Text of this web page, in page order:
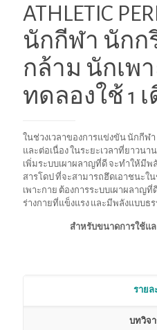
ATHLETIC
นักกีฬา นักก
กล้าม นักเพ
ทดลองใช้ 1
ในช่วงเวลาของการแข่งขัน นักกีฬ
และต่อเนื่อง ในระยะเวลาที่ยาวนา
เพิ่มระบบเผาผลาญที่ดี จะทำให้มี
สารโดป ที่จะสามารถฮึดเอาชนะใ
เพาะกาย ต้องการระบบเผาผลาญ
ร่างกายที่แข็งแรง และมีพลังแบบธ
สำหรับขนาดการใช้แ
รายล
บทวิจ